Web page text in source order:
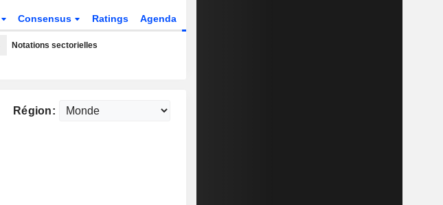
Consensus Ratings Agenda
Notations sectorielles
Région: